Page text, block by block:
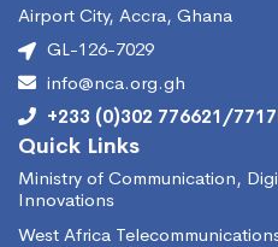
au
Ghana
Airport City, Accra, Ghana
GL-126-7029
info@nca.org.gh
+233 (0)302 776621/
Quick Links
Ministry of Communication,
Innovations
West Africa